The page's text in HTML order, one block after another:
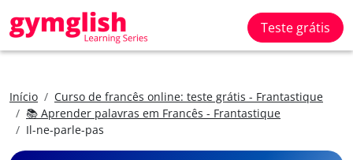
Teste grátis
Início
Curso de francês online: teste grátis - Frantastique
📚 Aprender palavras em Francês - Frantastique
Il-ne-parle-pas